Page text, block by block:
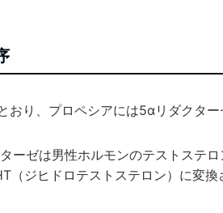
おり、プロペシアには5αリダクター
ーゼは男性ホルモンのテストステ
（ジヒドロテストステロン）に変換